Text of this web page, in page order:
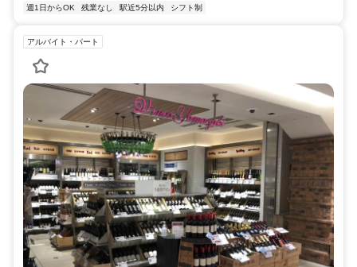
週1日からOK 残業なし 駅近5分以内 シフト制
アルバイト・パート